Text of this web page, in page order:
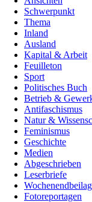
Schwerpunkt
Thema
Inland
Ausland
Kapital & Arbeit
Feuilleton
Sport
Politisches Buch
Betrieb &
Antifaschismus
Natur &
Feminismus
Geschichte
Medien
Abgeschrieben
Leserbriefe
Fotoreportagen